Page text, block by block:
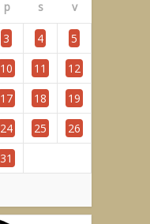
p s v
3 4
5
10 11
12
17 18
19
24 25
26
31